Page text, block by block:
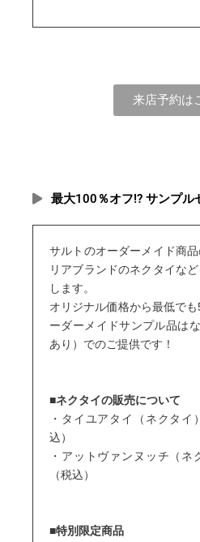
来店予約は
最大100％オフ!? サンプル
サルトのオーダーメイド商
リアブランドのネクタイな
します。
オリジナル価格から最低で
ーダーメイドサンプル品は
あり）でのご提供です！
■ネクタイの販売について
・タイユアタイ（ネクタイ
込）
・アットヴァンヌッチ（ネ
（税込）
■特別限定商品